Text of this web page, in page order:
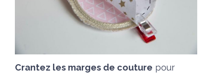
Crantez les marges de couture pour